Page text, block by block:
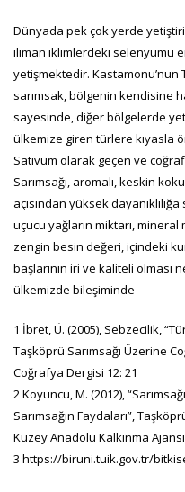
Dünyada pek çok yerde
ılıman iklimlerdeki selenyumu
yetişmektedir.
sarımsak, bölgenin kendisine
sayesinde, diğer bölgelerde
ülkemize giren türlere kıyasla
Sativum olarak geçen ve
Sarımsağı, aromalı, keskin
açısından yüksek
uçucu yağların miktarı,
zengin besin değeri, içindeki
başlarının iri ve kaliteli olması
ülkemizde bileşiminde
1 İbret, Ü. (2005), Sebzecilik,
Taşköprü Sarımsağı Üzerine
Coğrafya Dergisi 12: 21
2 Koyuncu, M. (2012),
Sarımsağın Faydaları”,
Kuzey Anadolu Kalkınma
3 https://biruni.tuik.gov.tr/